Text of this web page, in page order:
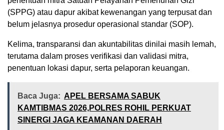
(SPPG) atau dapur akibat kewenangan yang terpusat dan
belum jelasnya prosedur operasional standar (SOP).
Kelima, transparansi dan akuntabilitas dinilai masih lemah,
terutama dalam proses verifikasi dan validasi mitra,
penentuan lokasi dapur, serta pelaporan keuangan.
Baca Juga: APEL BERSAMA SABUK
KAMTIBMAS 2026,POLRES ROHIL PERKUAT
SINERGI JAGA KEAMANAN DAERAH